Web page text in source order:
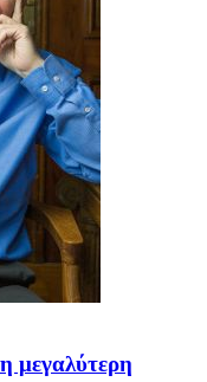
μεγαλύτερη